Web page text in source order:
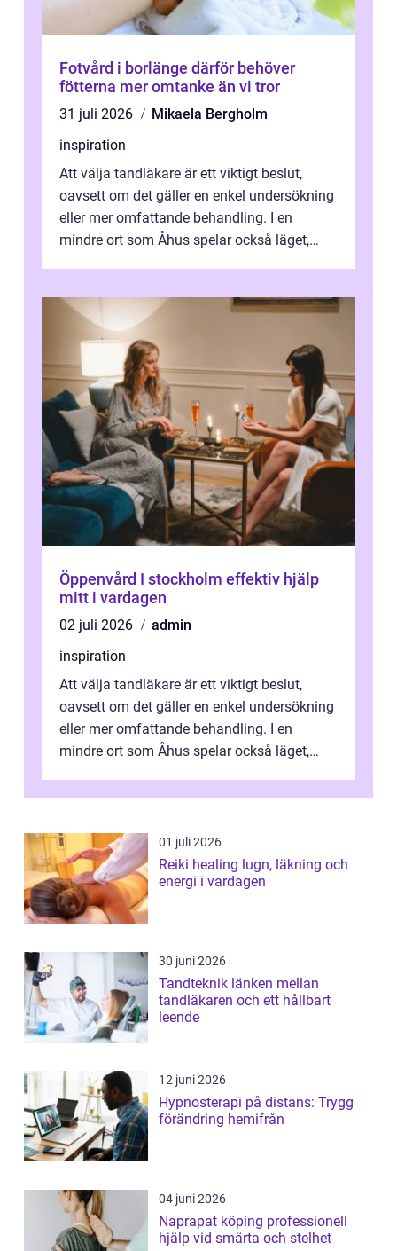
Fotvård i borlänge därför behöver
fötterna mer omtanke än vi tror
31 juli 2026
Mikaela Bergholm
inspiration
Att välja tandläkare är ett viktigt beslut,
oavsett om det gäller en enkel undersökning
eller mer omfattande behandling. I en
mindre ort som Åhus spelar också läget,
Öppenvård I stockholm effektiv hjälp
mitt i vardagen
02 juli 2026
admin
inspiration
Att välja tandläkare är ett viktigt beslut,
oavsett om det gäller en enkel undersökning
eller mer omfattande behandling. I en
mindre ort som Åhus spelar också läget,
01 juli 2026
Reiki healing lugn, läkning och
energi i vardagen
30 juni 2026
Tandteknik länken mellan
tandläkaren och ett hållbart
leende
12 juni 2026
Hypnosterapi på distans: Trygg
förändring hemifrån
04 juni 2026
Naprapat köping professionell
hjälp vid smärta och stelhet